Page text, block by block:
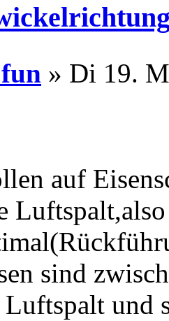
» Di 19.
auf
sind
Luftspalt und